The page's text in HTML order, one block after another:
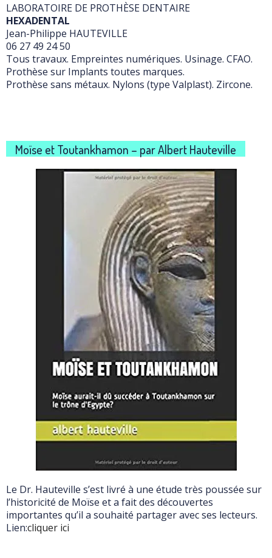
LABORATOIRE DE PROTHÈSE DENTAIRE
HEXADENTAL
Jean-Philippe HAUTEVILLE
06 27 49 24 50
Tous travaux. Empreintes numériques. Usinage. CFAO.
Prothèse sur Implants toutes marques.
Prothèse sans métaux. Nylons (type Valplast). Zircone.
Moïse et Toutankhamon – par Albert Hauteville
Le Dr. Hauteville s’est livré à une étude très poussée sur
l’historicité de Moïse et a fait des découvertes
importantes qu’il a souhaité partager avec ses lecteurs.
Lien:cliquer ici